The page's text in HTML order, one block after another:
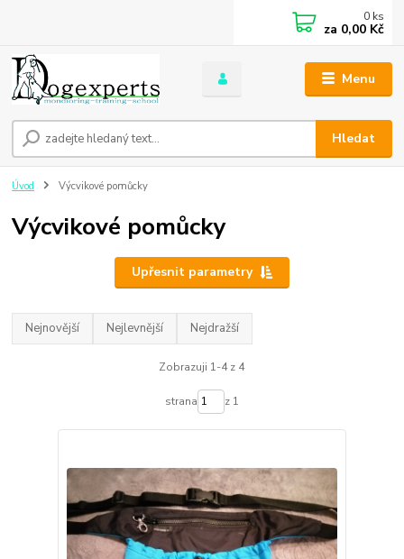
Menu
Hledat
0 ks
za 0,00 Kč
Úvod Výcvikové pomůcky
Výcvikové pomůcky
Upřesnit parametry
Nejnovější Nejlevnější Nejdražší
Zobrazuji 1-4 z 4
strana z 1